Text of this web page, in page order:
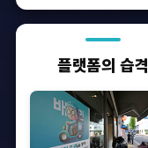
플랫폼의 습격